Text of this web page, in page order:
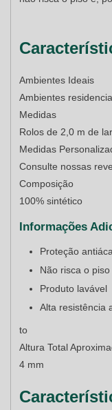
Ambientes Ideais
Ambientes
Medidas
Rolos de 2,0 m de
Medidas
Consulte nossas
Composição
100% sintético
Informações
Proteção
Não risca o piso
Produto lavável
Alta resistência
to
Altura Total
4 mm